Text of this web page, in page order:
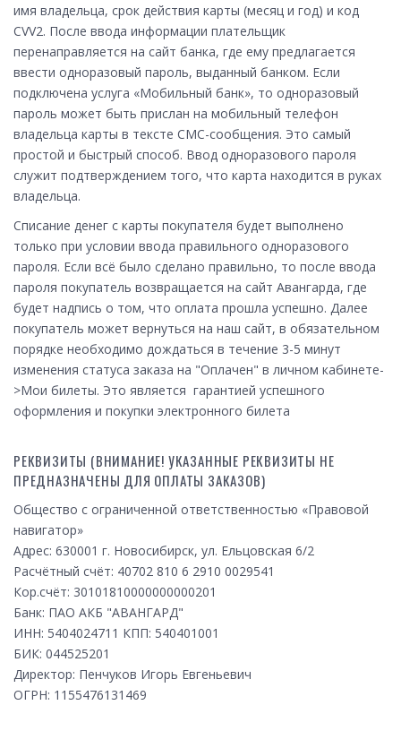
имя владельца, срок действия карты (месяц и год) и код
CVV2. После ввода информации плательщик
перенаправляется на сайт банка, где ему предлагается
ввести одноразовый пароль, выданный банком. Если
подключена услуга «Мобильный банк», то одноразовый
пароль может быть прислан на мобильный телефон
владельца карты в тексте СМС-сообщения. Это самый
простой и быстрый способ. Ввод одноразового пароля
служит подтверждением того, что карта находится в руках
владельца.
Списание денег с карты покупателя будет выполнено
только при условии ввода правильного одноразового
пароля. Если всё было сделано правильно, то после ввода
пароля покупатель возвращается на сайт Авангарда, где
будет надпись о том, что оплата прошла успешно. Далее
покупатель может вернуться на наш сайт, в обязательном
порядке необходимо дождаться в течение 3-5 минут
изменения статуса заказа на "Оплачен" в личном кабинете-
>Мои билеты. Это является гарантией успешного
оформления и покупки электронного билета
РЕКВИЗИТЫ (ВНИМАНИЕ! УКАЗАННЫЕ РЕКВИЗИТЫ НЕ
ПРЕДНАЗНАЧЕНЫ ДЛЯ ОПЛАТЫ ЗАКАЗОВ)
Общество с ограниченной ответственностью «Правовой
навигатор»
Адрес: 630001 г. Новосибирск, ул. Ельцовская 6/2
Расчётный счёт: 40702 810 6 2910 0029541
Кор.счёт: 30101810000000000201
Банк: ПАО АКБ "АВАНГАРД"
ИНН: 5404024711 КПП: 540401001
БИК: 044525201
Директор: Пенчуков Игорь Евгеньевич
ОГРН: 1155476131469